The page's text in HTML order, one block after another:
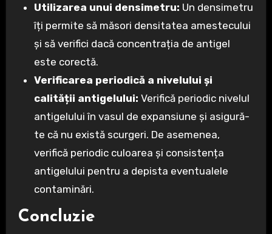
Utilizarea unui densimetru: Un densimetru
îți permite să măsori densitatea amestecului
și să verifici dacă concentrația de antigel
este corectă.
Verificarea periodică a nivelului și
calității antigelului: Verifică periodic nivelul
antigelului în vasul de expansiune și asigură-
te că nu există scurgeri. De asemenea,
verifică periodic culoarea și consistența
antigelului pentru a depista eventualele
contaminări.
Concluzie